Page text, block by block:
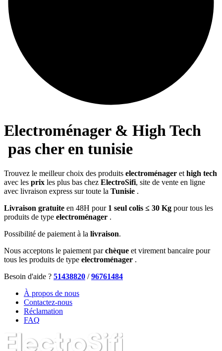
Electroménager & High Tech
pas cher en tunisie
Trouvez le meilleur choix des produits electroménager et high tech
avec les prix les plus bas chez ElectroSifi, site de vente en ligne
avec livraison express sur toute la Tunisie .
Livraison gratuite en 48H pour 1 seul colis ≤ 30 Kg pour tous les
produits de type electroménager .
Possibilité de paiement à la livraison.
Nous acceptons le paiement parchèque et virement bancaire pour
tous les produits de type electroménager .
Besoin d'aide ? 51438820 /96761484
À propos de nous
Contactez-nous
Réclamation
FAQ